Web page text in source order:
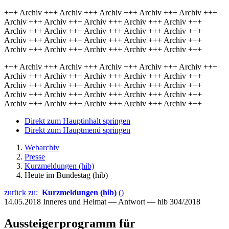
+++ Archiv +++ Archiv +++ Archiv +++ Archiv +++ Archiv +++
Archiv +++ Archiv +++ Archiv +++ Archiv +++ Archiv +++
Archiv +++ Archiv +++ Archiv +++ Archiv +++ Archiv +++
Archiv +++ Archiv +++ Archiv +++ Archiv +++ Archiv +++
Archiv +++ Archiv +++ Archiv +++ Archiv +++ Archiv +++
+++ Archiv +++ Archiv +++ Archiv +++ Archiv +++ Archiv +++
Archiv +++ Archiv +++ Archiv +++ Archiv +++ Archiv +++
Archiv +++ Archiv +++ Archiv +++ Archiv +++ Archiv +++
Archiv +++ Archiv +++ Archiv +++ Archiv +++ Archiv +++
Archiv +++ Archiv +++ Archiv +++ Archiv +++ Archiv +++
Direkt zum Hauptinhalt springen
Direkt zum Hauptmenü springen
Webarchiv
Presse
Kurzmeldungen (hib)
Heute im Bundestag (hib)
zurück zu: Kurzmeldungen (hib) ()
14.05.2018 Inneres und Heimat — Antwort — hib 304/2018
Aussteigerprogramm für